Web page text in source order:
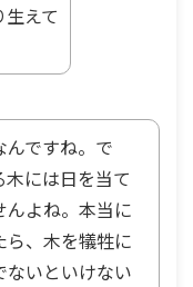
えて
ですね。で
には日を当て
んよね。本当に
ら、木を犠牲に
ないといけない